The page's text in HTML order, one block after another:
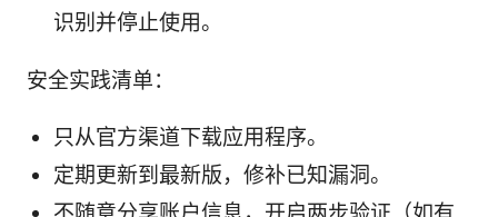
识别并停止使用。
安全实践清单：
只从官方渠道下载应用程序。
定期更新到最新版，修补已知漏洞。